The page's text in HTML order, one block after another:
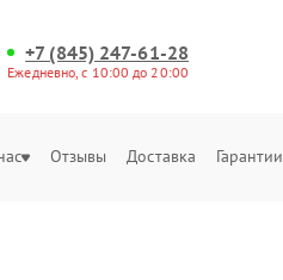
+7 (845) 247-61-28
Ежедневно, с 10:00 до 20:00
Отзывы Доставка Гарантии